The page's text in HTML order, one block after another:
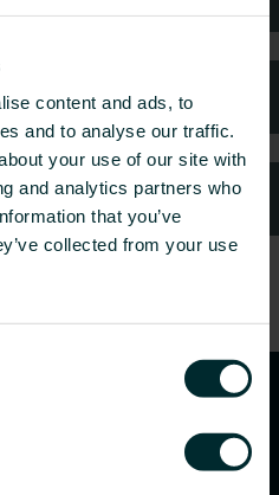
content and ads, to
and to analyse our traffic.
your use of our site with
and analytics partners who
that you’ve
collected from your use